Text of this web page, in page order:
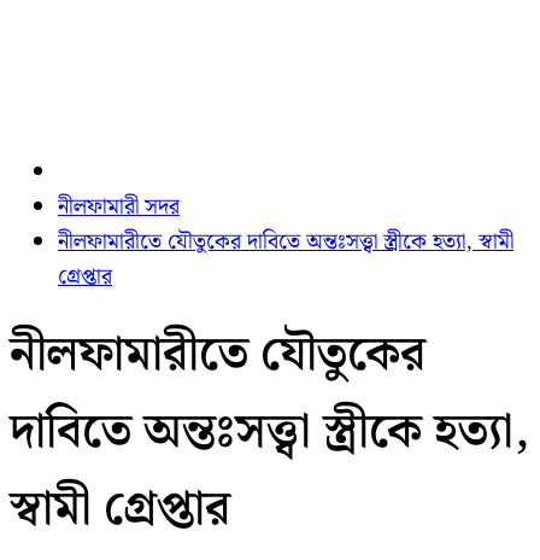
নীলফামারী সদর
নীলফামারীতে যৌতুকের দাবিতে অন্তঃসত্ত্বা স্ত্রীকে হত্যা, স্বামী
গ্রেপ্তার
নীলফামারীতে যৌতুকের
দাবিতে অন্তঃসত্ত্বা স্ত্রীকে হত্যা,
স্বামী গ্রেপ্তার